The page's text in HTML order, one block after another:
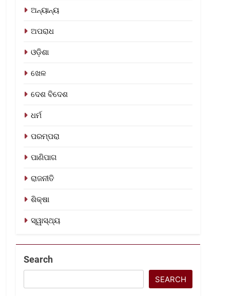
ଅନ୍ୟାନ୍ୟ
ଅପରାଧ
ଓଡ଼ିଶା
ଖେଳ
ଦେଶ ବିଦେଶ
ଧର୍ମ
ପରମ୍ପରା
ପାଣିପାଗ
ରାଜନୀତି
ଶିକ୍ଷା
ସ୍ୱାସ୍ଥ୍ୟ
Search
SEARCH